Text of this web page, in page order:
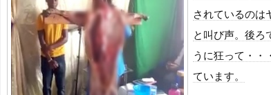
【朗報】大人気漫画「GANTZ」がAmazonでなんと全巻100円ｗｗｗｗ
中国「大洪水！」中国ダム「決壊」地元民「公式発表より死者多い！
韓国国会、サッカー前代表監督を追及「なぜ負けたのか」
日本旅行キャンセルすべきか…1万年ぶり史上最大級の火山の兆し＝
うちのネコが目の前にいた。私が上に物を投げるフリをする → 猫はこ
されているのは
と叫び声。後ろ
うに狂って・・
ています。